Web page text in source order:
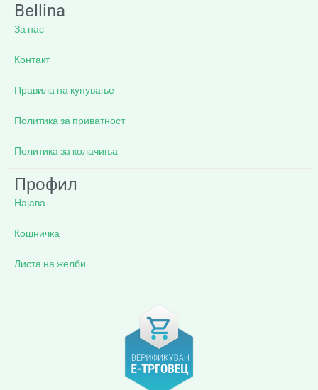
Bellina
За нас
Контакт
Правила на купување
Политика за приватност
Политика за колачиња
Профил
Најава
Кошничка
Листа на желби